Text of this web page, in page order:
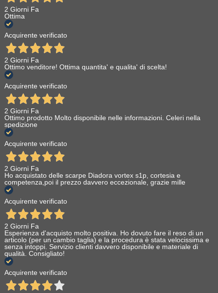
2 Giorni Fa
Ottima
Acquirente verificato
2 Giorni Fa
Ottimo venditore! Ottima quantita' e qualita' di scelta!
Acquirente verificato
2 Giorni Fa
Ottimo prodotto Molto disponibile nelle informazioni. Celeri nella
spedizione
Acquirente verificato
2 Giorni Fa
Ho acquistato delle scarpe Diadora vortex s1p, cortesia e
competenza,poi il prezzo davvero eccezionale, grazie mille
Acquirente verificato
2 Giorni Fa
Esperienza d'acquisto molto positiva. Ho dovuto fare il reso di un
articolo (per un cambio taglia) e la procedura è stata velocissima e
senza intoppi. Servizio clienti davvero disponibile e materiale di
qualità. Consigliato!
Acquirente verificato